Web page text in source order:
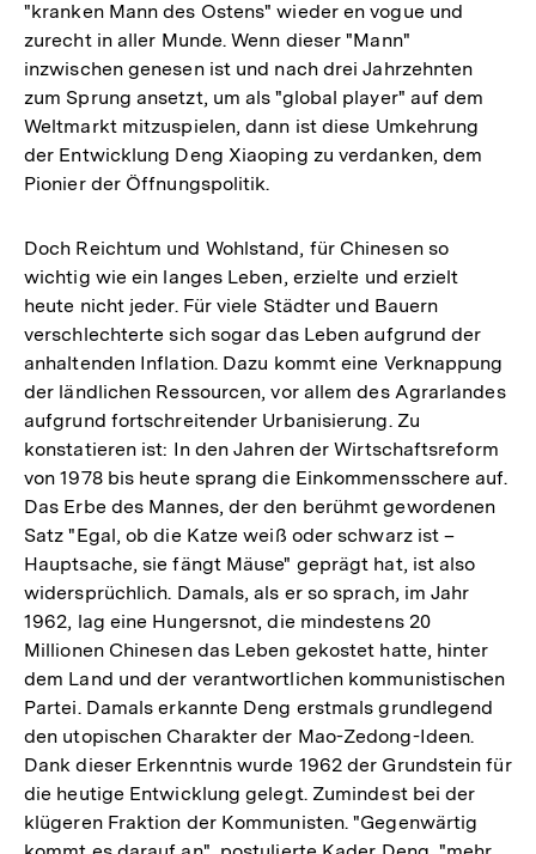
"kranken Mann des Ostens" wieder en vogue und
zurecht in aller Munde. Wenn dieser "Mann"
inzwischen genesen ist und nach drei Jahrzehnten
zum Sprung ansetzt, um als "global player" auf dem
Weltmarkt mitzuspielen, dann ist diese Umkehrung
der Entwicklung Deng Xiaoping zu verdanken, dem
Pionier der Öffnungspolitik.
Doch Reichtum und Wohlstand, für Chinesen so
wichtig wie ein langes Leben, erzielte und erzielt
heute nicht jeder. Für viele Städter und Bauern
verschlechterte sich sogar das Leben aufgrund der
anhaltenden Inflation. Dazu kommt eine Verknappung
der ländlichen Ressourcen, vor allem des Agrarlandes
aufgrund fortschreitender Urbanisierung. Zu
konstatieren ist: In den Jahren der Wirtschaftsreform
von 1978 bis heute sprang die Einkommensschere auf.
Das Erbe des Mannes, der den berühmt gewordenen
Satz "Egal, ob die Katze weiß oder schwarz ist –
Hauptsache, sie fängt Mäuse" geprägt hat, ist also
widersprüchlich. Damals, als er so sprach, im Jahr
1962, lag eine Hungersnot, die mindestens 20
Millionen Chinesen das Leben gekostet hatte, hinter
dem Land und der verantwortlichen kommunistischen
Partei. Damals erkannte Deng erstmals grundlegend
den utopischen Charakter der Mao-Zedong-Ideen.
Dank dieser Erkenntnis wurde 1962 der Grundstein für
die heutige Entwicklung gelegt. Zumindest bei der
klügeren Fraktion der Kommunisten. "Gegenwärtig